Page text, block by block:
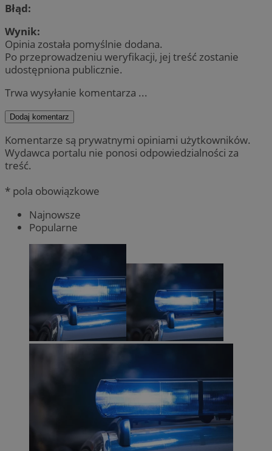
Błąd:
Wynik:
Opinia została pomyślnie dodana.
Po przeprowadzeniu weryfikacji, jej treść zostanie
udostępniona publicznie.
Trwa wysyłanie komentarza ...
Dodaj komentarz
Komentarze są prywatnymi opiniami użytkowników.
Wydawca portalu nie ponosi odpowiedzialności za
treść.
* pola obowiązkowe
Najnowsze
Popularne